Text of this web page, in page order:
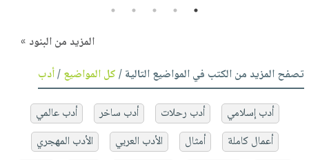
1
2
3
4
5
المزيد من البنود »
تصفح المزيد من الكتب في المواضيع التالية /كل المواضيع/أدب
أدب إسلامي أدب رحلات أدب ساخر
أدب عالمي
أعمال كاملة
أمثال الأدب العربي
الأدب المهجري